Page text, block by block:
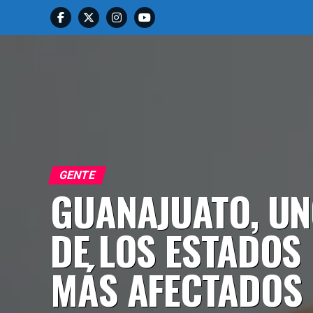
GENTE
GUANAJUATO,
DE LOS ESTADOS
MÁS AFECTADOS